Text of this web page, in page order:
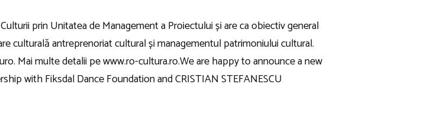
prin Unitatea de Management a Proiectului și are ca obiectiv general
culturală antreprenoriat cultural și managementul patrimoniului cultural.
Mai multe detalii pe www.ro-cultura.ro.We are happy to announce a new
with Fiksdal Dance Foundation and CRISTIAN STEFANESCU